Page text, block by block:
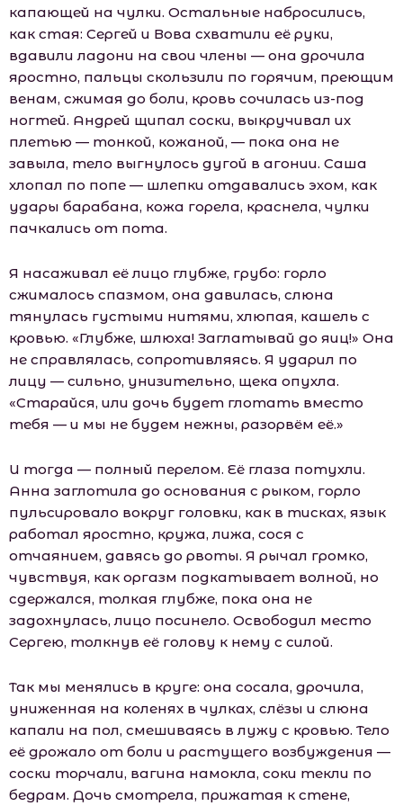
капающей на чулки. Остальные набросились,
как стая: Сергей и Вова схватили её руки,
вдавили ладони на свои члены — она дрочила
яростно, пальцы скользили по горячим, преющим
венам, сжимая до боли, кровь сочилась из-под
ногтей. Андрей щипал соски, выкручивал их
плетью — тонкой, кожаной, — пока она не
завыла, тело выгнулось дугой в агонии. Саша
хлопал по попе — шлепки отдавались эхом, как
удары барабана, кожа горела, краснела, чулки
пачкались от пота.
Я насаживал её лицо глубже, грубо: горло
сжималось спазмом, она давилась, слюна
тянулась густыми нитями, хлюпая, кашель с
кровью. «Глубже, шлюха! Заглатывай до яиц!» Она
не справлялась, сопротивляясь. Я ударил по
лицу — сильно, унизительно, щека опухла.
«Старайся, или дочь будет глотать вместо
тебя — и мы не будем нежны, разорвём её.»
И тогда — полный перелом. Её глаза потухли.
Анна заглотила до основания с рыком, горло
пульсировало вокруг головки, как в тисках, язык
работал яростно, кружа, лижа, сося с
отчаянием, давясь до рвоты. Я рычал громко,
чувствуя, как оргазм подкатывает волной, но
сдержался, толкая глубже, пока она не
задохнулась, лицо посинело. Освободил место
Сергею, толкнув её голову к нему с силой.
Так мы менялись в круге: она сосала, дрочила,
униженная на коленях в чулках, слёзы и слюна
капали на пол, смешиваясь в лужу с кровью. Тело
её дрожало от боли и растущего возбуждения —
соски торчали, вагина намокла, соки текли по
бедрам. Дочь смотрела, прижатая к стене,